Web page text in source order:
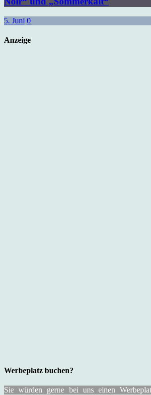
5. Juni 0
Anzeige
Werbeplatz buchen?
Sie würden gerne bei uns einen